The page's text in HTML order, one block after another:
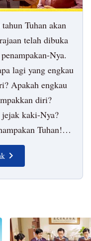
Tuhan akan
telah dibuka
Nya.
lagi yang engkau
Apakah engkau
diri?
jejak kaki-Nya?
Tuhan!
jejak kaki Tuhan!
ini, apa yang
langkah kaki
ini dihadapi
Tuhan